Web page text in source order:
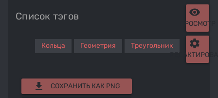
Список тэгов
Кольца Геометрия Треугольник
remove_red_eye
ПРОСМОТР
settings
get_app СОХРАНИТЬ КАК PNG